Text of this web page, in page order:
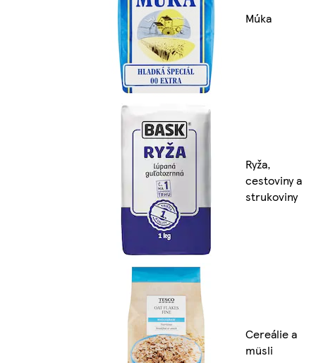
Múka
Ryža,
cestoviny a
strukoviny
Cereálie a
müsli